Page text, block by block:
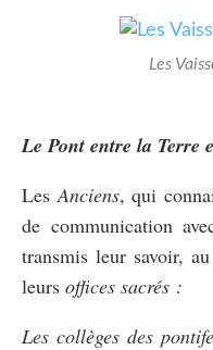
Les
Le Pont entre la Terre
Les Anciens, qui
de communication
transmis leur savoir,
leurs offices sacrés :
Les collèges des